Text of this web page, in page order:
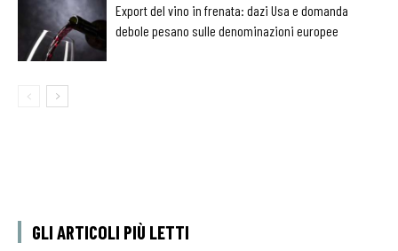
Export del vino in frenata: dazi Usa e domanda
debole pesano sulle denominazioni europee
GLI ARTICOLI PIÙ LETTI